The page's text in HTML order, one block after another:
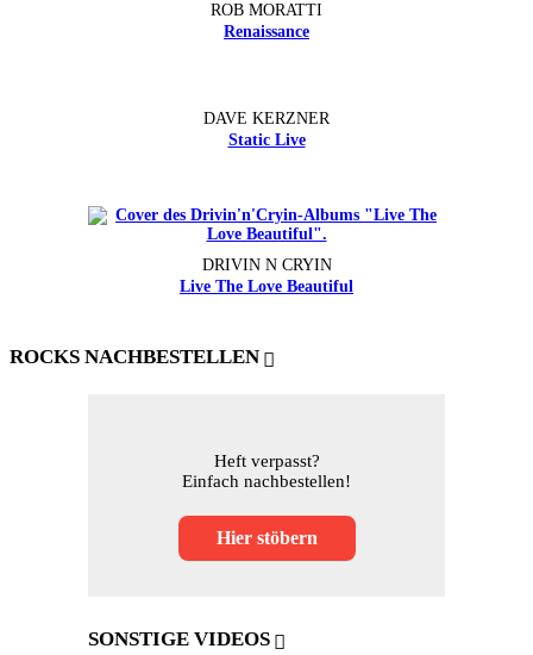
ROB MORATTI
Renaissance
DAVE KERZNER
Static Live
DRIVIN N CRYIN
Live The Love Beautiful
ROCKS NACHBESTELLEN
Heft verpasst?
Einfach nachbestellen!
Hier stöbern
SONSTIGE VIDEOS